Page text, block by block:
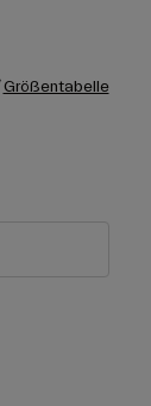
Größentabelle